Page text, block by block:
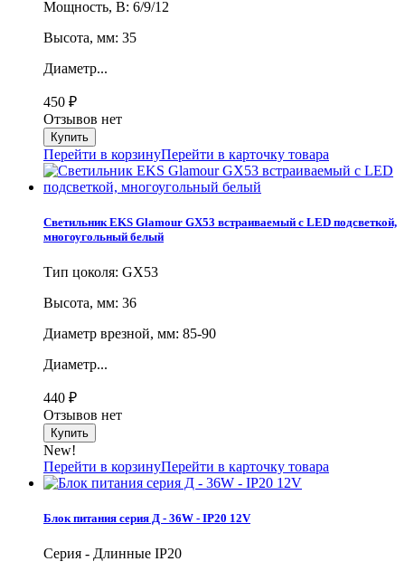
Мощность, В: 6/9/12
Высота, мм: 35
Диаметр...
450 ₽
Отзывов нет
Перейти в корзинуПерейти в карточку товара
Светильник EKS Glamour GX53 встраиваемый с LED подсветкой,
многоугольный белый
Тип цоколя: GX53
Высота, мм: 36
Диаметр врезной, мм: 85-90
Диаметр...
440 ₽
Отзывов нет
New!
Перейти в корзинуПерейти в карточку товара
Блок питания серия Д - 36W - IP20 12V
Серия - Длинные IP20